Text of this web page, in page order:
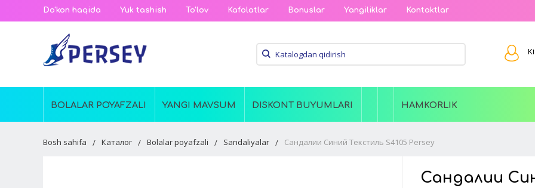
Do'kon haqida Yuk tashish To'lov Kafolatlar Bonuslar Yangiliklar Kontaktlar
BOLALAR POYAFZALI YANGI MAVSUM DISKONT BUYUMLARI HAMKORLIK
Bosh sahifa Каталог Bolalar poyafzali Sandaliyalar Сандалии Синий Текстиль S4105 Persey
Сандалии